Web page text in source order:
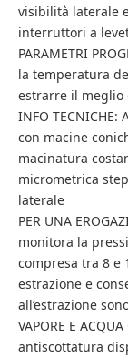
visibilità laterale
interruttori a
PARAMETRI
la temperatura
estrarre il meglio
INFO
con macine
macinatura
micrometrica
laterale
PER UNA
monitora la
compresa tra 8 e
estrazione e
all’estrazione
VAPORE E
antiscottatura